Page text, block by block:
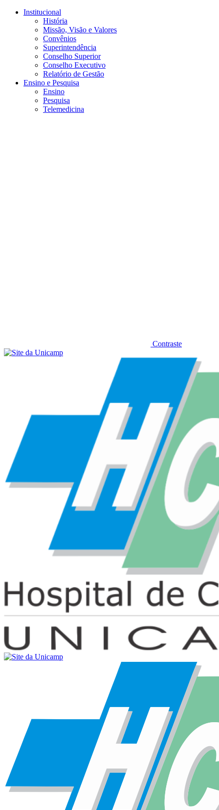
Conteúdo principal
Institucional
História
Missão, Visão e Valores
Convênios
Superintendência
Conselho Superior
Conselho Executivo
Relatório de Gestão
Ensino e Pesquisa
Ensino
Pesquisa
Telemedicina
Contraste